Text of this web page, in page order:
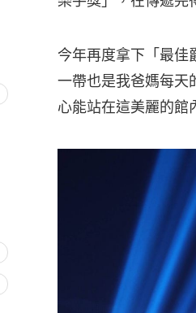
今年再度拿下「最佳
一帶也是我爸媽每天
心能站在這美麗的館